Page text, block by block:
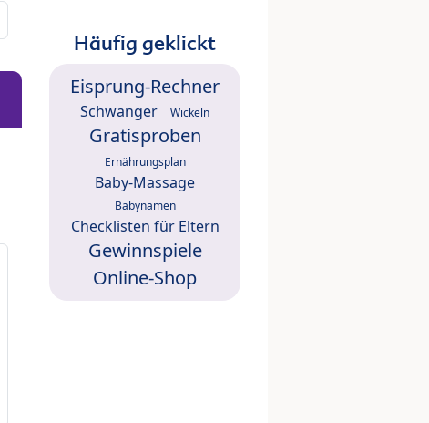
Häufig geklickt
Eisprung-Rechner
Schwanger Wickeln
Gratisproben
Ernährungsplan
Baby-Massage
Babynamen
Checklisten für Eltern
Gewinnspiele
Online-Shop